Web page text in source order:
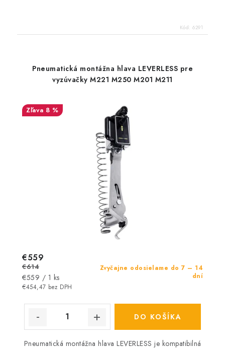
Kód: 6291
Pneumatická montážna hlava LEVERLESS pre
vyzúvačky M221 M250 M201 M211
8 %
Zvyčajne odosielame do 7 – 14
dní
€454,47 bez DPH
€559
€614
Jednotková
cena:
€559 / 1 ks
DO KOŠÍKA
Pneumatická montážna hlava LEVERLESS je kompatibilná